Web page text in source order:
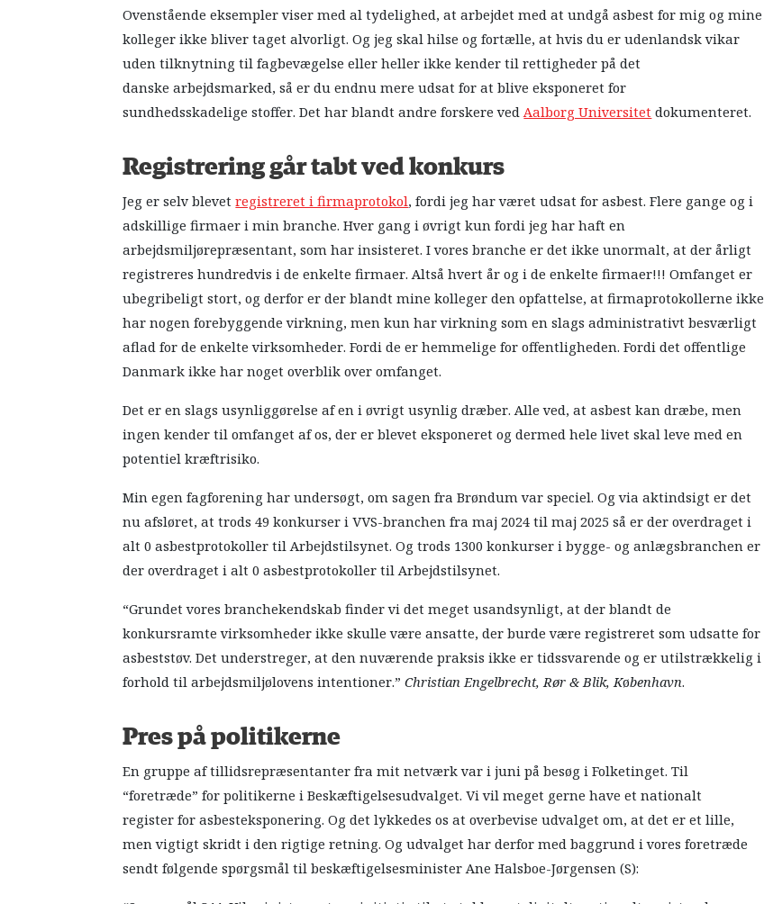
Ovenstående eksempler viser med al tydelighed, at arbejdet med at undgå asbest for mig og mine
kolleger ikke bliver taget alvorligt. Og jeg skal hilse og fortælle, at hvis du er udenlandsk vikar
uden tilknytning til fagbevægelse eller heller ikke kender til rettigheder på det
danske arbejdsmarked, så er du endnu mere udsat for at blive eksponeret for
sundhedsskadelige stoffer. Det har blandt andre forskere vedAalborg Universitetdokumenteret.
Registrering går tabt ved konkurs
Jeg er selv blevetregistreret i firmaprotokol, fordi jeg har været udsat for asbest. Flere gange og i
adskillige firmaer i min branche. Hver gang i øvrigt kun fordi jeg har haft en
arbejdsmiljørepræsentant, som har insisteret. I vores branche er det ikke unormalt, at der årligt
registreres hundredvis i de enkelte firmaer. Altså hvert år og i de enkelte firmaer!!! Omfanget er
ubegribeligt stort, og derfor er der blandt mine kolleger den opfattelse, at firmaprotokollerne ikke
har nogen forebyggende virkning, men kun har virkning som en slags administrativt besværligt
aflad for de enkelte virksomheder. Fordi de er hemmelige for offentligheden. Fordi det offentlige
Danmark ikke har noget overblik over omfanget.
Det er en slags usynliggørelse af en i øvrigt usynlig dræber. Alle ved, at asbest kan dræbe, men
ingen kender til omfanget af os, der er blevet eksponeret og dermed hele livet skal leve med en
potentiel kræftrisiko.
Min egen fagforening har undersøgt, om sagen fra Brøndum var speciel. Og via aktindsigt er det
nu afsløret, at trods 49 konkurser i VVS-branchen fra maj 2024 til maj 2025 så er der overdraget i
alt 0 asbestprotokoller til Arbejdstilsynet. Og trods 1300 konkurser i bygge- og anlægsbranchen er
der overdraget i alt 0 asbestprotokoller til Arbejdstilsynet.
“Grundet vores branchekendskab finder vi det meget usandsynligt, at der blandt de
konkursramte virksomheder ikke skulle være ansatte, der burde være registreret som udsatte for
asbeststøv. Det understreger, at den nuværende praksis ikke er tidssvarende og er utilstrækkelig i
forhold til arbejdsmiljølovens intentioner.”Christian Engelbrecht, Rør & Blik, København.
Pres på politikerne
En gruppe af tillidsrepræsentanter fra mit netværk var i juni på besøg i Folketinget. Til
“foretræde” for politikerne i Beskæftigelsesudvalget. Vi vil meget gerne have et nationalt
register for asbesteksponering. Og det lykkedes os at overbevise udvalget om, at det er et lille,
men vigtigt skridt i den rigtige retning. Og udvalget har derfor med baggrund i vores foretræde
sendt følgende spørgsmål til beskæftigelsesminister Ane Halsboe-Jørgensen (S):